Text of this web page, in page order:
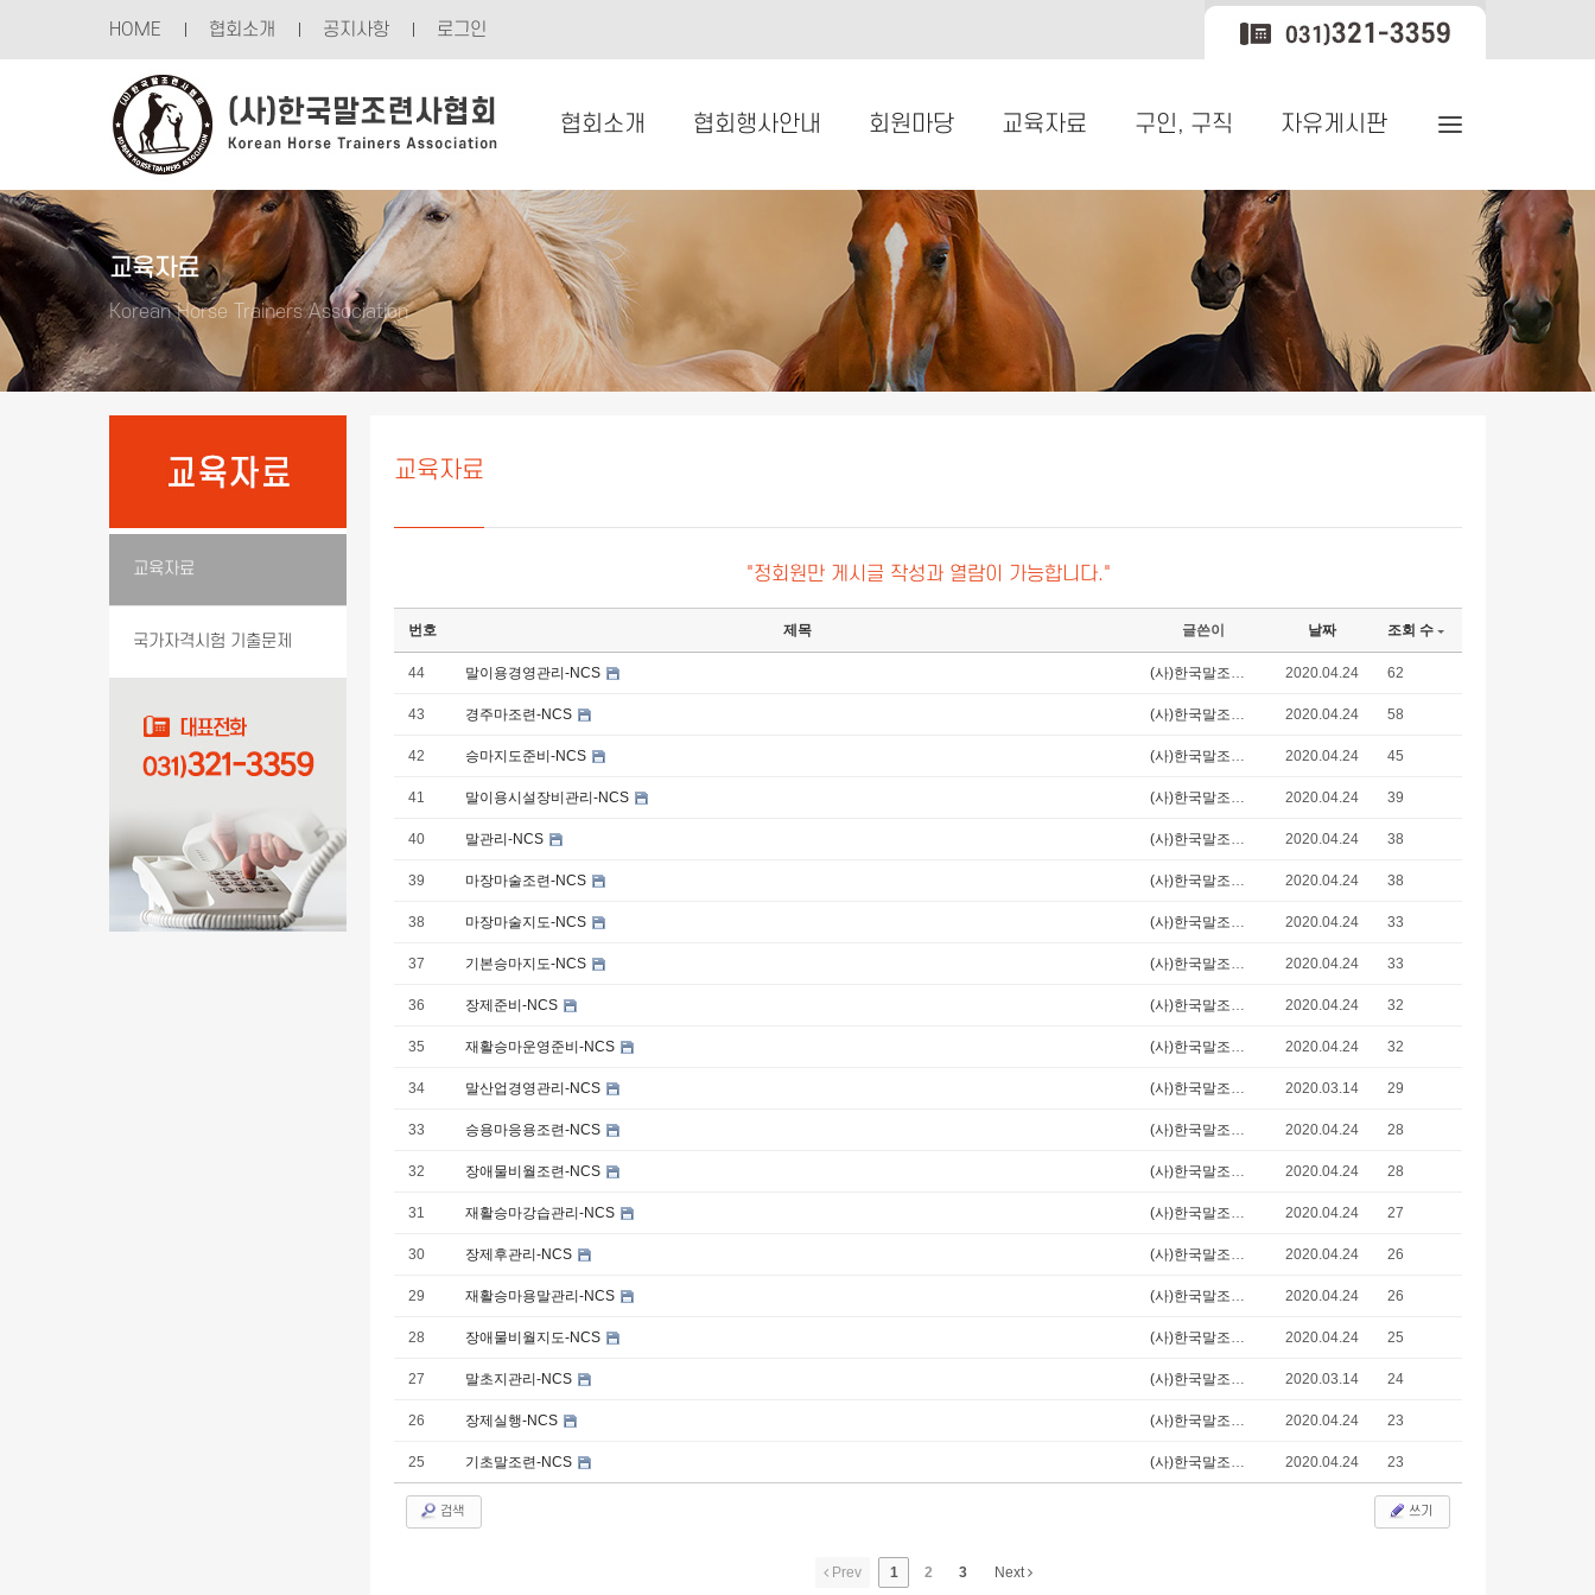
HOME 협회소개 공지사항 로그인
협회소개 협회행사안내 회원마당 교육자료 구인, 구직 자유게시판
교육자료
Korean Horse Trainers Association
교육자료
국가자격시험 기출문제
교육자료
"정회원만 게시글 작성과 열람이 가능합니다."
번호 제목 글쓴이 날짜 조회 수
44 말이용경영관리-NCS (사)한국말조련사협회 2020.04.24 62
43 경주마조련-NCS (사)한국말조련사협회 2020.04.24 58
42 승마지도준비-NCS (사)한국말조련사협회 2020.04.24 45
41 말이용시설장비관리-NCS (사)한국말조련사협회 2020.04.24 39
40 말관리-NCS (사)한국말조련사협회 2020.04.24 38
39 마장마술조련-NCS (사)한국말조련사협회 2020.04.24 38
38 마장마술지도-NCS (사)한국말조련사협회 2020.04.24 33
37 기본승마지도-NCS (사)한국말조련사협회 2020.04.24 33
36 장제준비-NCS (사)한국말조련사협회 2020.04.24 32
35 재활승마운영준비-NCS (사)한국말조련사협회 2020.04.24 32
34 말산업경영관리-NCS (사)한국말조련사협회 2020.03.14 29
33 승용마응용조련-NCS (사)한국말조련사협회 2020.04.24 28
32 장애물비월조련-NCS (사)한국말조련사협회 2020.04.24 28
31 재활승마강습관리-NCS (사)한국말조련사협회 2020.04.24 27
30 장제후관리-NCS (사)한국말조련사협회 2020.04.24 26
29 재활승마용말관리-NCS (사)한국말조련사협회 2020.04.24 26
28 장애물비월지도-NCS (사)한국말조련사협회 2020.04.24 25
27 말초지관리-NCS (사)한국말조련사협회 2020.03.14 24
26 장제실행-NCS (사)한국말조련사협회 2020.04.24 23
25 기초말조련-NCS (사)한국말조련사협회 2020.04.24 23
검색 쓰기
Prev 1 2 3 Next